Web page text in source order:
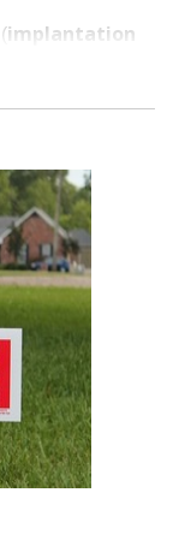
implantation
(implantation
Aywaille
proposées par